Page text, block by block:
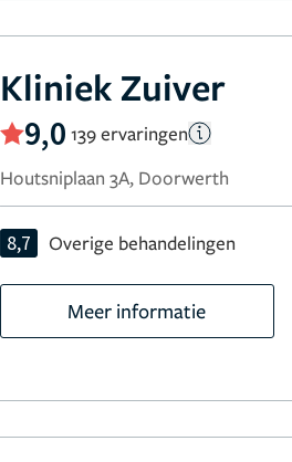
Kliniek Zuiver
9,0 139 ervaringen
Houtsniplaan 3A, Doorwerth
8,7 Overige behandelingen
Meer informatie